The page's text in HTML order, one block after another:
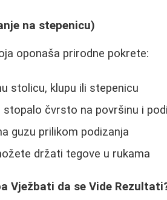
na stepenicu)
oponaša prirodne pokrete:
stolicu, klupu ili stepenicu
stopalo čvrsto na površinu i
guzu prilikom podizanja
držati tegove u rukama
Vježbati da se Vide